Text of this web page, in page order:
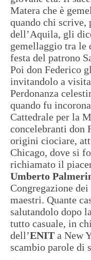
Matera che è
quando chi
dell’Aquila, gli
gemellaggio tra le
festa del patrono
Poi don Federico
invitandolo a
Perdonanza
quando fu
Cattedrale per la
concelebranti don
origini ciociare,
Chicago, dove si
richiamato il
Umberto
Congregazione
maestri. Quante
salutandolo dopo
tutto casuale, in
dell’ENIT a New
scambio parole di